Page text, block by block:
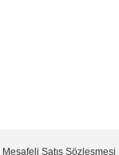
Mesafeli Satış Sözleşmesi